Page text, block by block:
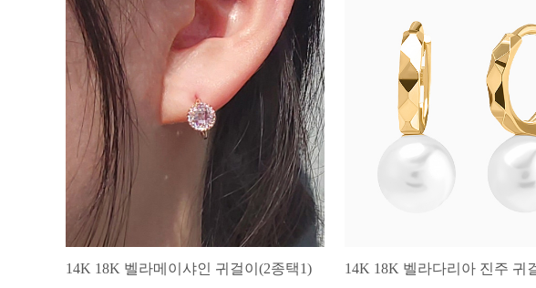
14K 18K 벨라메이샤인 귀걸이(2종택1) 14K 18K 벨라다리아 진주 귀